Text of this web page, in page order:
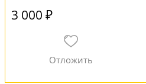
3 000 ₽